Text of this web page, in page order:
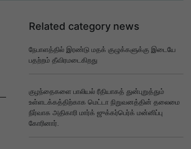
Related category news
நேபாளத்தில் இரண்டு மதக் குழுக்களுக்கு இடையே
பதற்றம் தீவிரமடைகிறது
குழந்தைகளை பாலியல் ரீதியாகத் துன்புறுத்தும்
உள்ளடக்கத்திற்காக மெட்டா நிறுவனத்தின் தலைமை
நிர்வாக அதிகாரி மார்க் ஜுக்கர்பெர்க் மன்னிப்பு
கோரினார்.